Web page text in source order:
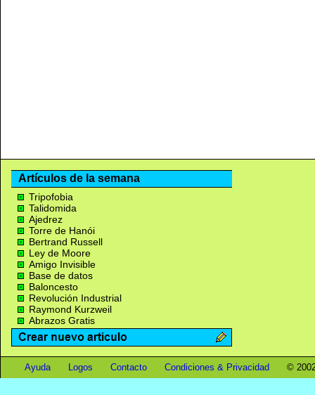
Artículos de la semana
Tripofobia
Talidomida
Ajedrez
Torre de Hanói
Bertrand Russell
Ley de Moore
Amigo Invisible
Base de datos
Baloncesto
Revolución Industrial
Raymond Kurzweil
Abrazos Gratis
Ayuda Logos Contacto Condiciones & Privacidad ©